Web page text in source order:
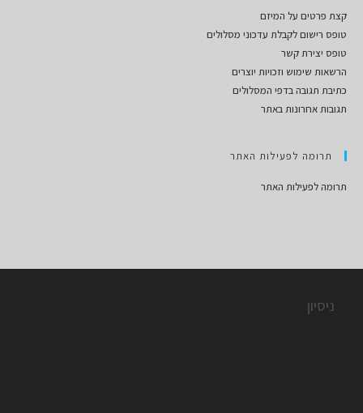
קצת פרטים על המיזם
טופס רישום לקבלת עדכוני מסלולים
טופס יצירת קשר
הרשאות שימוש וזכויות יוצרים
כתיבת תגובה בדפי המסלולים
תגובות אחרונות באתר
תרומה לפעילות האתר
תרומה לפעילות האתר
ניסיון